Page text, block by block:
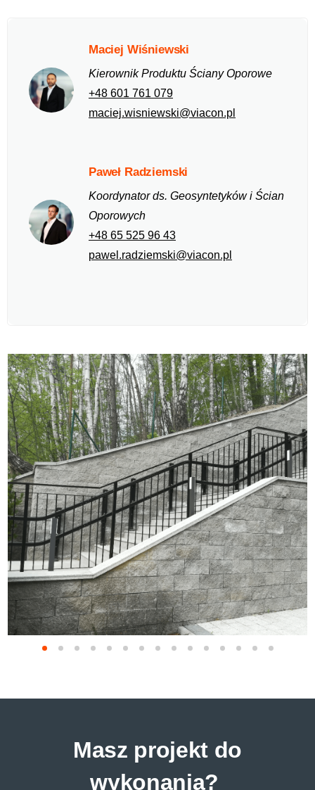
Maciej Wiśniewski
Kierownik Produktu Ściany Oporowe
+48 601 761 079
maciej.wisniewski@viacon.pl
Paweł Radziemski
Koordynator ds. Geosyntetyków i Ścian
Oporowych
+48 65 525 96 43
pawel.radziemski@viacon.pl
Masz projekt do
wykonania?